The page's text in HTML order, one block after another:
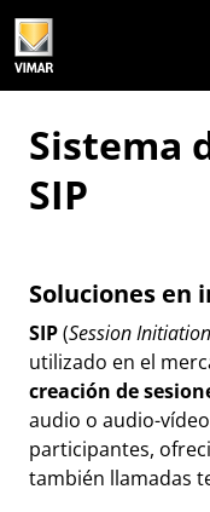
Sistema
SIP
Soluciones en
SIP(Session
utilizado en el
creación de
audio o audio-
participantes,
también llamadas